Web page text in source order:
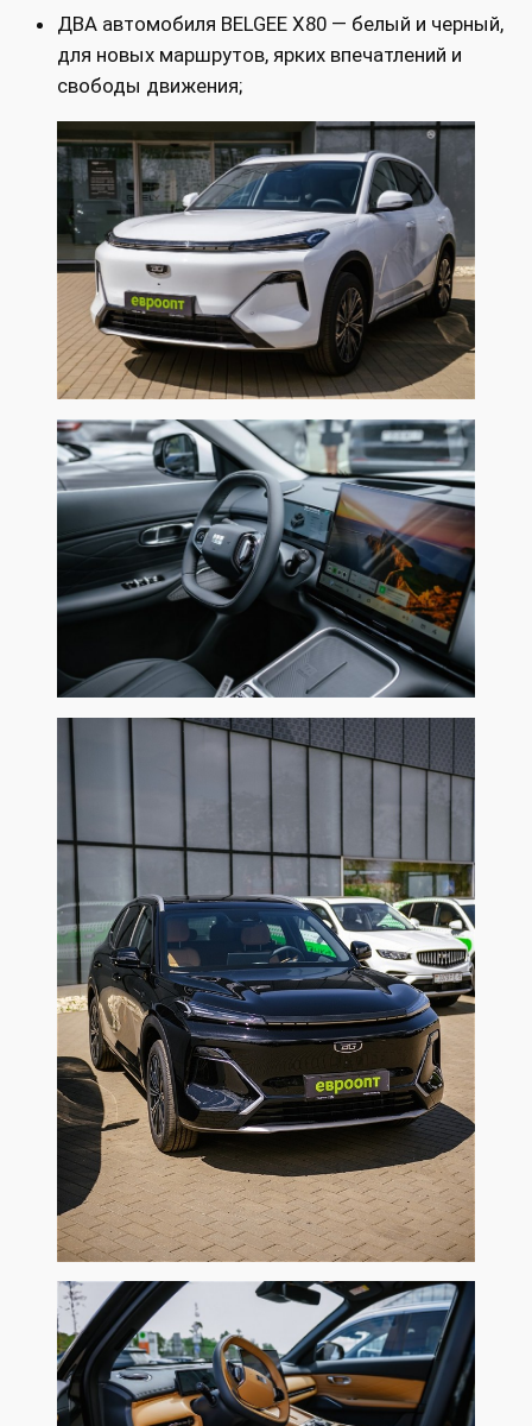
ДВА автомобиля BELGEE X80 — белый и черный,
для новых маршрутов, ярких впечатлений и
свободы движения;